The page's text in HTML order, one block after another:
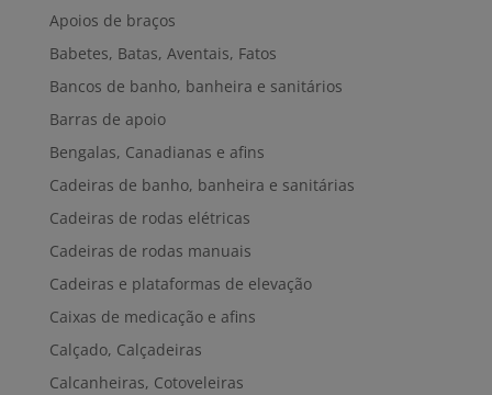
Apoios de braços
Babetes, Batas, Aventais, Fatos
Bancos de banho, banheira e sanitários
Barras de apoio
Bengalas, Canadianas e afins
Cadeiras de banho, banheira e sanitárias
Cadeiras de rodas elétricas
Cadeiras de rodas manuais
Cadeiras e plataformas de elevação
Caixas de medicação e afins
Calçado, Calçadeiras
Calcanheiras, Cotoveleiras